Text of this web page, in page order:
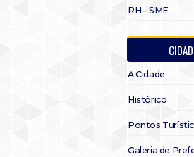
RH – SME
A Cidade
Histórico
Pontos
Galeria de